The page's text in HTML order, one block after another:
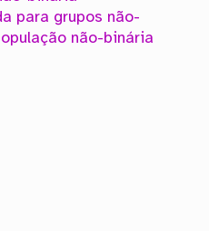
para grupos não-
não-binária